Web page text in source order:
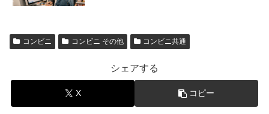
コンビニ コンビニ その他 コンビニ共通
シェアする
X コピー